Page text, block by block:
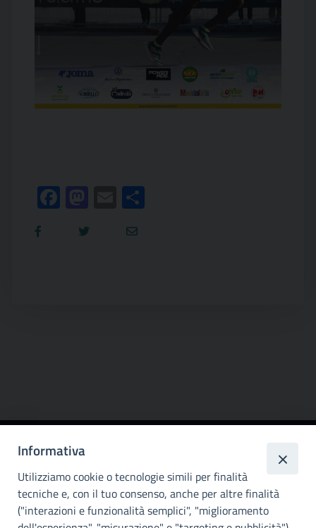
Facebook
Mastodon
Email
Città
metropolitana di
Palermo
INFO E CONTATTI
Informativa
Utilizziamo cookie o tecnologie simili per finalità
tecniche e, con il tuo consenso, anche per altre finalità
("interazioni e funzionalità semplici", "miglioramento